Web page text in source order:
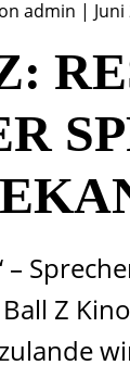
admin |
–
Z